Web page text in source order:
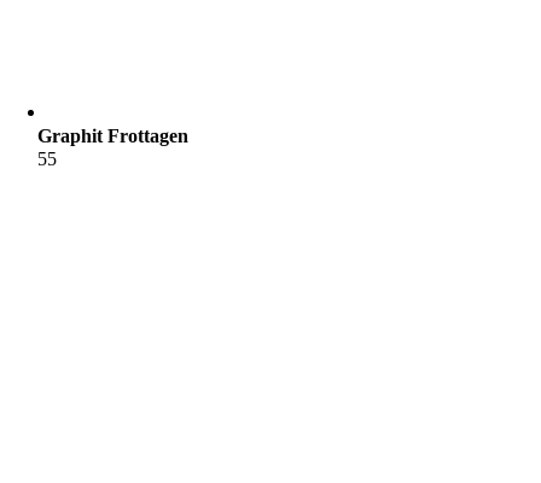
Graphit Frottagen
55